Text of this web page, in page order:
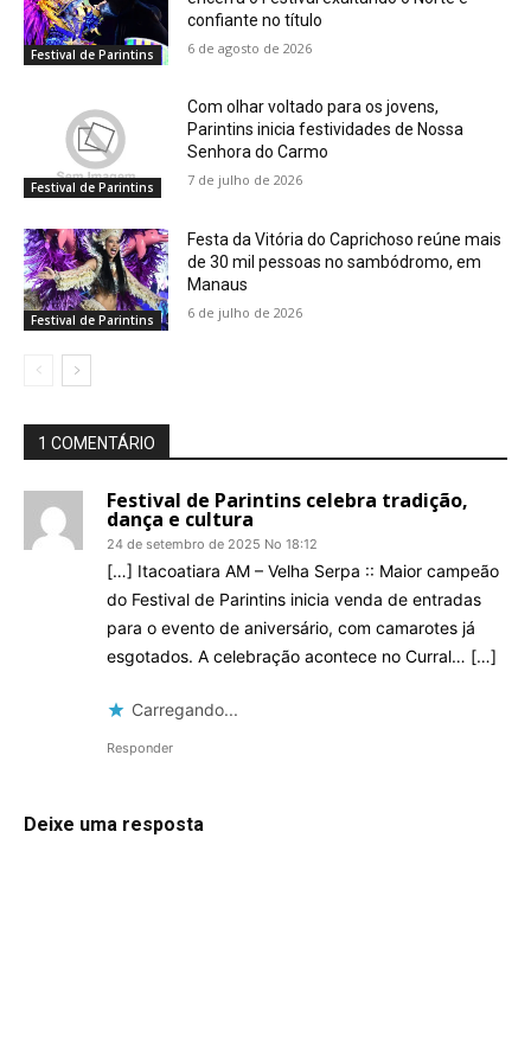
Festival de Parintins
confiante no título
6 de agosto de 2026
Festival de Parintins
Com olhar voltado para os jovens,
Parintins inicia festividades de Nossa
Senhora do Carmo
7 de julho de 2026
Festival de Parintins
Festa da Vitória do Caprichoso reúne mais
de 30 mil pessoas no sambódromo, em
Manaus
6 de julho de 2026
1 COMENTÁRIO
Festival de Parintins celebra tradição,
dança e cultura
24 de setembro de 2025 No 18:12
[…] Itacoatiara AM – Velha Serpa :: Maior campeão
do Festival de Parintins inicia venda de entradas
para o evento de aniversário, com camarotes já
esgotados. A celebração acontece no Curral… […]
Carregando...
Responder
Deixe uma resposta